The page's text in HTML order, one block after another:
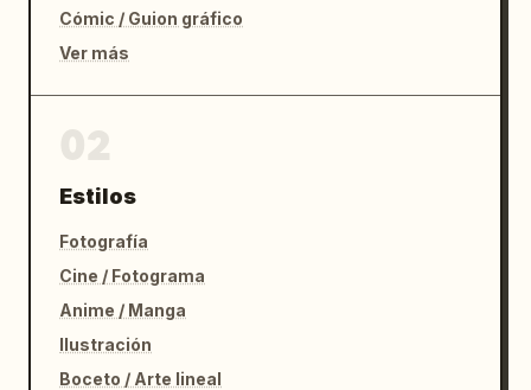
Cómic / Guion gráfico
Ver más
Estilos
Fotografía
Cine / Fotograma
Anime / Manga
Ilustración
Boceto / Arte lineal